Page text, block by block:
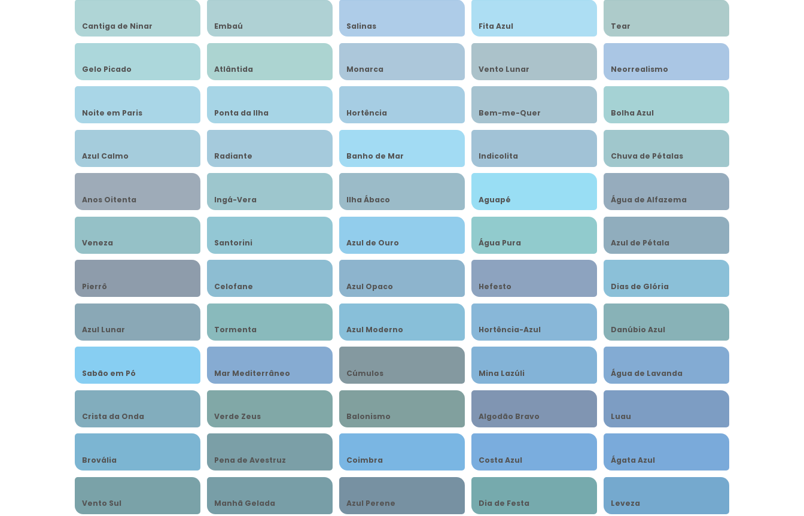
Cantiga de Ninar Embaú Salinas Fita Azul Tear
Gelo Picado Atlântida Monarca Vento Lunar Neorrealismo
Noite em Paris Ponta da Ilha Hortência Bem-me-Quer Bolha Azul
Azul Calmo Radiante Banho de Mar Indicolita Chuva de Pétalas
Anos Oitenta Ingá-Vera Ilha Ábaco Aguapé Água de Alfazema
Veneza Santorini Azul de Ouro Água Pura Azul de Pétala
Pierrô Celofane Azul Opaco Hefesto Dias de Glória
Azul Lunar Tormenta Azul Moderno Hortência-Azul Danúbio Azul
Sabão em Pó Mar Mediterrâneo Cúmulos Mina Lazúli Água de Lavanda
Crista da Onda Verde Zeus Balonismo Algodão Bravo Luau
Brovália Pena de Avestruz Coimbra Costa Azul Ágata Azul
Vento Sul Manhã Gelada Azul Perene Dia de Festa Leveza